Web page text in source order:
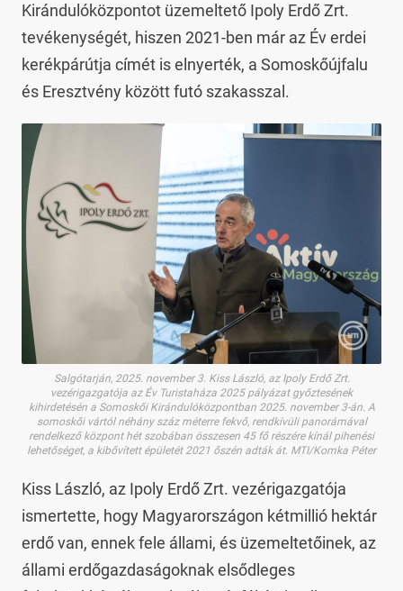
Kirándulóközpontot üzemeltető Ipoly Erdő Zrt.
tevékenységét, hiszen 2021-ben már az Év erdei
kerékpárútja címét is elnyerték, a Somoskőújfalu
és Eresztvény között futó szakasszal.
Salgótarján, 2025. november 3. Kiss László, az Ipoly Erdő Zrt.
vezérigazgatója az Év Turistaháza 2025 pályázat győztesének
kihirdetésén a Somoskői Kirándulóközpontban 2025. november 3-án. A
somoskői vártól néhány száz méterre fekvő, rendkívüli panorámával
rendelkező központ hét szobában összesen 45 fő részére kínál pihenési
lehetőséget, a kibővített épületét 2021 őszén adták át. MTI/Komka Péter
Kiss László, az Ipoly Erdő Zrt. vezérigazgatója
ismertette, hogy Magyarországon kétmillió hektár
erdő van, ennek fele állami, és üzemeltetőinek, az
állami erdőgazdaságoknak elsődleges